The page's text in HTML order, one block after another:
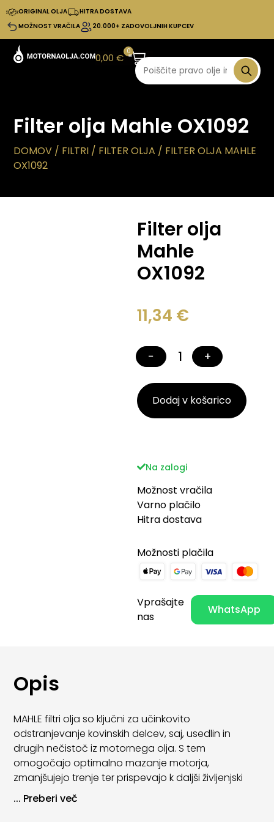
ORIGINAL OLJA
HITRA DOSTAVA
MOŽNOST VRAČILA
20.000+ ZADOVOLJNIH KUPCEV
0,00€
0
Filter olja Mahle OX1092
DOMOV / FILTRI / FILTER OLJA / FILTER OLJA MAHLE
OX1092
Filter olja
Mahle
OX1092
11,34 €
− +
Dodaj v košarico
Na zalogi
Možnost vračila
Varno plačilo
Hitra dostava
Možnosti plačila
Vprašajte
nas
WhatsApp
Opis
MAHLE filtri olja so ključni za učinkovito
odstranjevanje kovinskih delcev, saj, usedlin in
drugih nečistoč iz motornega olja. S tem
omogočajo optimalno mazanje motorja,
zmanjšujejo trenje ter prispevajo k daljši življenjski
dobi motornih komponent.
... Preberi več